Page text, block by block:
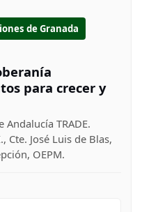
de Granada
para crecer y
Andalucía TRADE.
Cte. José Luis de Blas,
OEPM.